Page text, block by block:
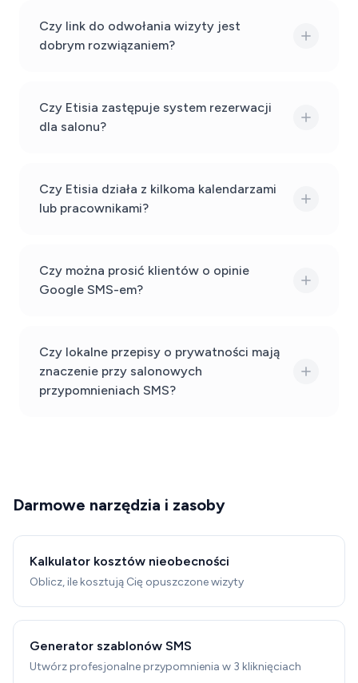
Czy link do odwołania wizyty jest
dobrym rozwiązaniem?
Czy Etisia zastępuje system rezerwacji
dla salonu?
Czy Etisia działa z kilkoma kalendarzami
lub pracownikami?
Czy można prosić klientów o opinie
Google SMS-em?
Czy lokalne przepisy o prywatności mają
znaczenie przy salonowych
przypomnieniach SMS?
Darmowe narzędzia i zasoby
Kalkulator kosztów nieobecności
Oblicz, ile kosztują Cię opuszczone wizyty
Generator szablonów SMS
Utwórz profesjonalne przypomnienia w 3 kliknięciach